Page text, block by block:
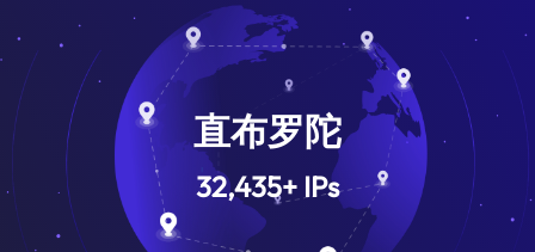
直布罗陀
32,435+ IPs